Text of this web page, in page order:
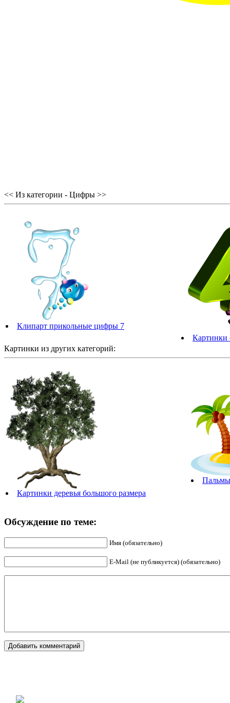
<< Из категории - Цифры >>
Клипарт прикольные цифры 7
Картинки
Картинки из других категорий:
Картинки деревья большого размера
Обсуждение по теме:
Имя (обязательно)
E-Mail (не публикуется) (обязательно)